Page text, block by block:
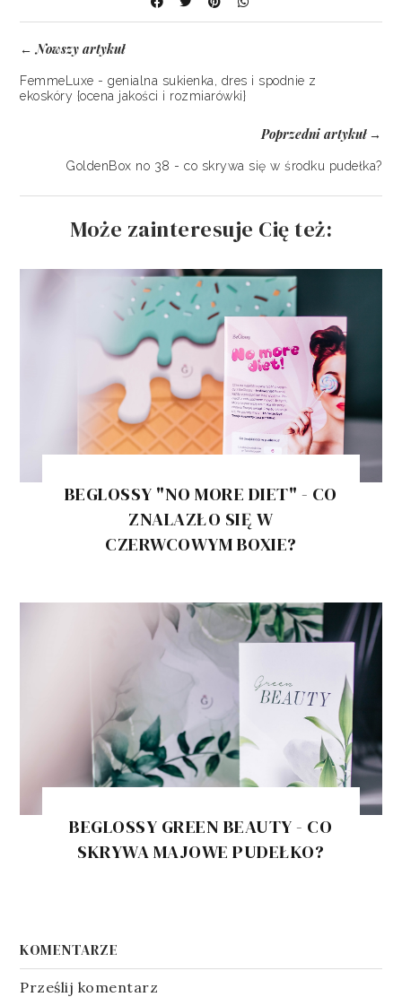
←Nowszy artykuł
FemmeLuxe - genialna sukienka, dres i spodnie z
ekoskóry {ocena jakości i rozmiarówki}
Poprzedni artykuł→
GoldenBox no 38 - co skrywa się w środku pudełka?
Może zainteresuje Cię też:
BEGLOSSY "NO MORE DIET" - CO
ZNALAZŁO SIĘ W
CZERWCOWYM BOXIE?
BEGLOSSY GREEN BEAUTY - CO
SKRYWA MAJOWE PUDEŁKO?
KOMENTARZE
Prześlij komentarz